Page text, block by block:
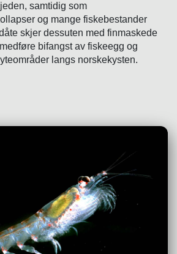
samtidig som
og mange fiskebestander
skjer dessuten med finmaskede
bifangst av fiskeegg og
langs norskekysten.